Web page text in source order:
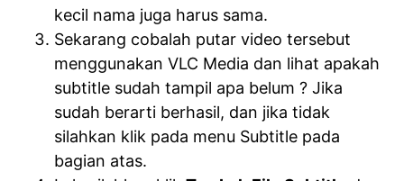
kecil nama juga harus sama.
Sekarang cobalah putar video tersebut
menggunakan VLC Media dan lihat apakah
subtitle sudah tampil apa belum ? Jika
sudah berarti berhasil, dan jika tidak
silahkan klik pada menu Subtitle pada
bagian atas.